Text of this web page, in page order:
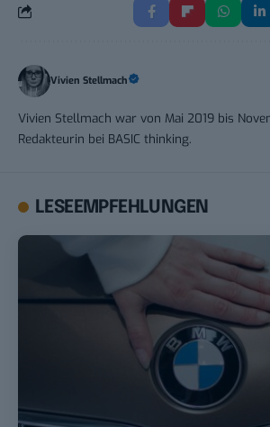
Vivien Stellmach
Vivien Stellmach war von Mai 2019 bis
Redakteurin bei BASIC thinking.
LESEEMPFEHLUNGEN